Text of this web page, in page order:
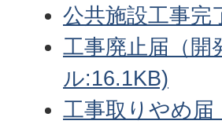
公共施設工事完
工事廃止届（開
ル:16.1KB)
工事取りやめ届